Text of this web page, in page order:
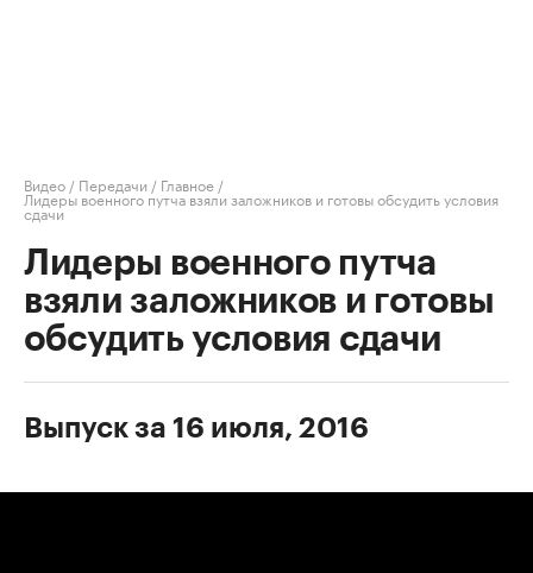
Видео / Передачи / Главное /
Лидеры военного путча взяли заложников и готовы обсудить условия
сдачи
Лидеры военного путча
взяли заложников и готовы
обсудить условия сдачи
Выпуск за 16 июля, 2016